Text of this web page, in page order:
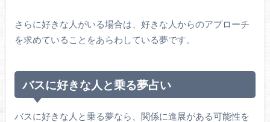
さらに好きな人がいる場合は、好きな人からのアプローチ
を求めていることをあらわしている夢です。
バスに好きな人と乗る夢占い
バスに好きな人と乗る夢なら、関係に進展がある可能性を